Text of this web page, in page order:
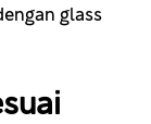
glass